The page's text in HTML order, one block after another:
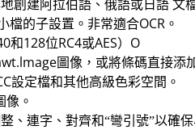
創建阿拉伯語、俄語或日語 文
的子設置。非常適合OCR。
和128位RC4或AES）O
圖像，或將條碼直接添
設定檔和其他高級色彩空間。
。
、連字、對齊和“彎引號”以確保